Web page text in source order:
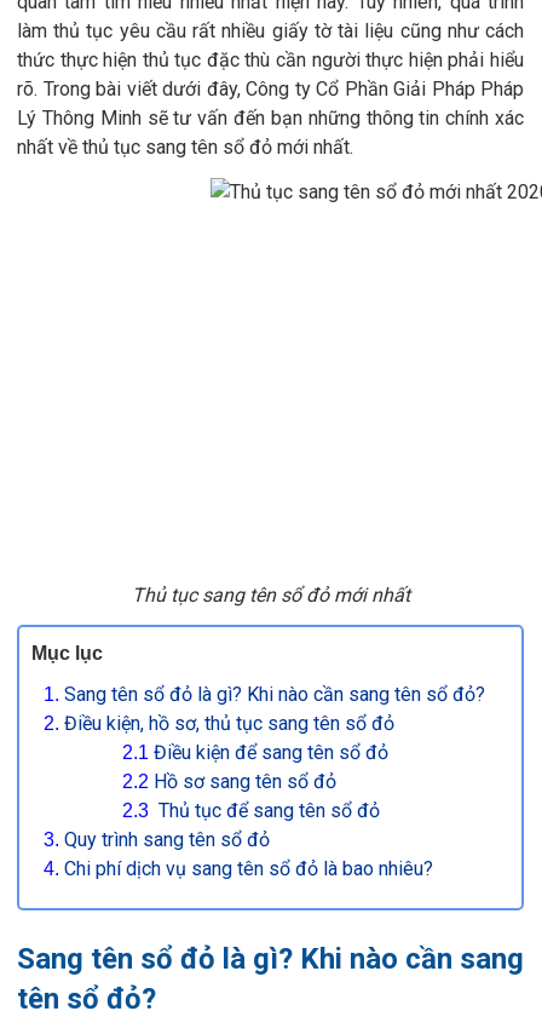
làm thủ tục yêu cầu rất nhiều giấy tờ tài liệu cũng như cách
thức thực hiện thủ tục đặc thù cần người thực hiện phải hiểu
rõ. Trong bài viết dưới đây, Công ty Cổ Phần Giải Pháp Pháp
Lý Thông Minh sẽ tư vấn đến bạn những thông tin chính xác
nhất về thủ tục sang tên sổ đỏ mới nhất.
Thủ tục sang tên sổ đỏ mới nhất
Mục lục
Sang tên sổ đỏ là gì? Khi nào cần sang tên sổ đỏ?
Điều kiện, hồ sơ, thủ tục sang tên sổ đỏ
Điều kiện để sang tên sổ đỏ
Hồ sơ sang tên sổ đỏ
Thủ tục để sang tên sổ đỏ
Quy trình sang tên sổ đỏ
Chi phí dịch vụ sang tên sổ đỏ là bao nhiêu?
Sang tên sổ đỏ là gì? Khi nào cần sang
tên sổ đỏ?